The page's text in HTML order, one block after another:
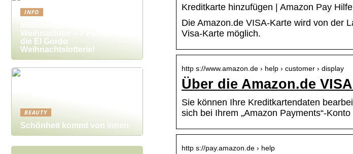
Kreditkarte hinzufügen | Amazon Pay Hilfe
Die Amazon.de VISA-Karte wird von der
Visa-Karte möglich.
http s://www.amazon.de › help › customer › display
Über die Amazon.de
Sie können Ihre Kreditkartendaten
sich bei Ihrem „Amazon Payments“-Konto
http s://pay.amazon.de › help
INFO
Weihnachten – 7 Fakten über
die El Gordo
Weihnachtslotterie!
BEAUTY
Schönheit kommt von innen